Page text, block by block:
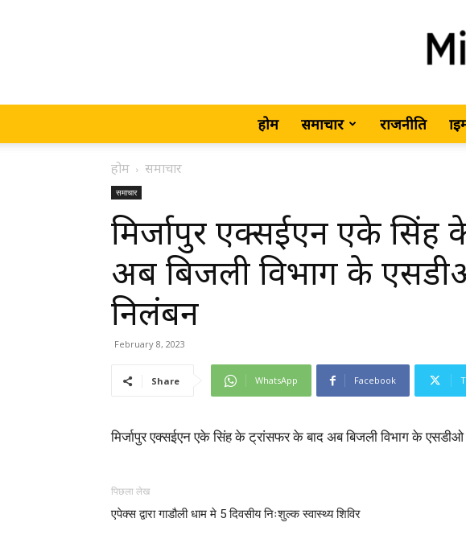
होम समाचार राजनीति
होम समाचार
समाचार
मिर्जापुर एक्सईएन एके सिंह
अब बिजली विभाग के
निलंबन
February 8, 2023
Share WhatsApp Facebook
मिर्जापुर एक्सईएन एके सिंह के ट्रांसफर के बाद अब बिजली विभाग के
पिछला लेख
एपेक्स द्वारा गाडौली धाम मे 5 दिवसीय निःशुल्क स्वास्थ्य शिविर